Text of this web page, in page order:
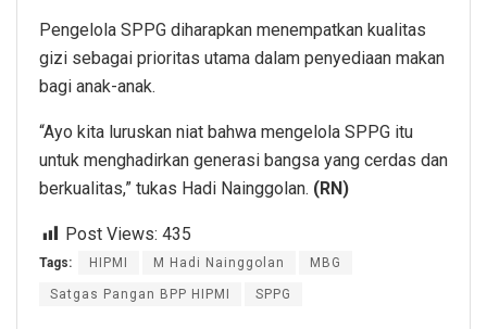
Pengelola SPPG diharapkan menempatkan kualitas
gizi sebagai prioritas utama dalam penyediaan makan
bagi anak-anak.
“Ayo kita luruskan niat bahwa mengelola SPPG itu
untuk menghadirkan generasi bangsa yang cerdas dan
berkualitas,” tukas Hadi Nainggolan. (RN)
Post Views: 435
Tags: HIPMI M Hadi Nainggolan MBG
Satgas Pangan BPP HIPMI SPPG